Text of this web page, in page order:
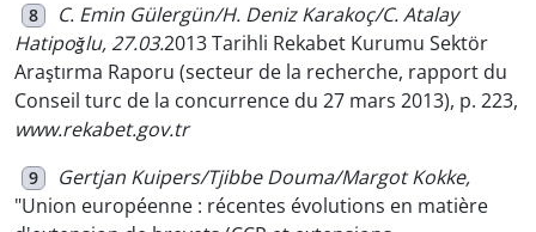
8
C. Emin Gülergün/H. Deniz Karakoç/C. Atalay
Hatipoğlu, 27.03.2013 Tarihli Rekabet Kurumu Sektör
Araştırma Raporu (secteur de la recherche, rapport du
Conseil turc de la concurrence du 27 mars 2013), p. 223,
www.rekabet.gov.tr
9
Gertjan Kuipers/Tjibbe Douma/Margot Kokke,
"Union européenne : récentes évolutions en matière